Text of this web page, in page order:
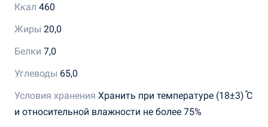
Ккал 460
Жиры 20,0
Белки 7,0
Углеводы 65,0
Условия хранения Хранить при температуре (18±3) ֯С
и относительной влажности не более 75%